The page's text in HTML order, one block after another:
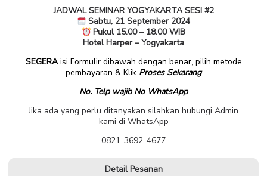
JADWAL SEMINAR YOGYAKARTA SESI #2
Sabtu, 21 September 2024
Pukul 15.00 – 18.00 WIB
Hotel Harper – Yogyakarta
SEGERAisi Formulir dibawah dengan benar, pilih metode
pembayaran & Klik Proses Sekarang
No. Telp wajib No WhatsApp
Jika ada yang perlu ditanyakan silahkan hubungi Admin
kami di WhatsApp
0821-3692-4677
Detail Pesanan